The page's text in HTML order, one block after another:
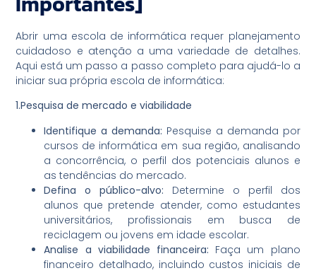
Abrir uma escola de informática requer planejamento
cuidadoso e atenção a uma variedade de detalhes.
Aqui está um passo a passo completo para ajudá-lo a
iniciar sua própria escola de informática:
1.Pesquisa de mercado e viabilidade
Identifique a demanda: Pesquise a demanda por
cursos de informática em sua região, analisando
a concorrência, o perfil dos potenciais alunos e
as tendências do mercado.
Defina o público-alvo: Determine o perfil dos
alunos que pretende atender, como estudantes
universitários, profissionais em busca de
reciclagem ou jovens em idade escolar.
Analise a viabilidade financeira: Faça um plano
financeiro detalhado, incluindo custos iniciais de